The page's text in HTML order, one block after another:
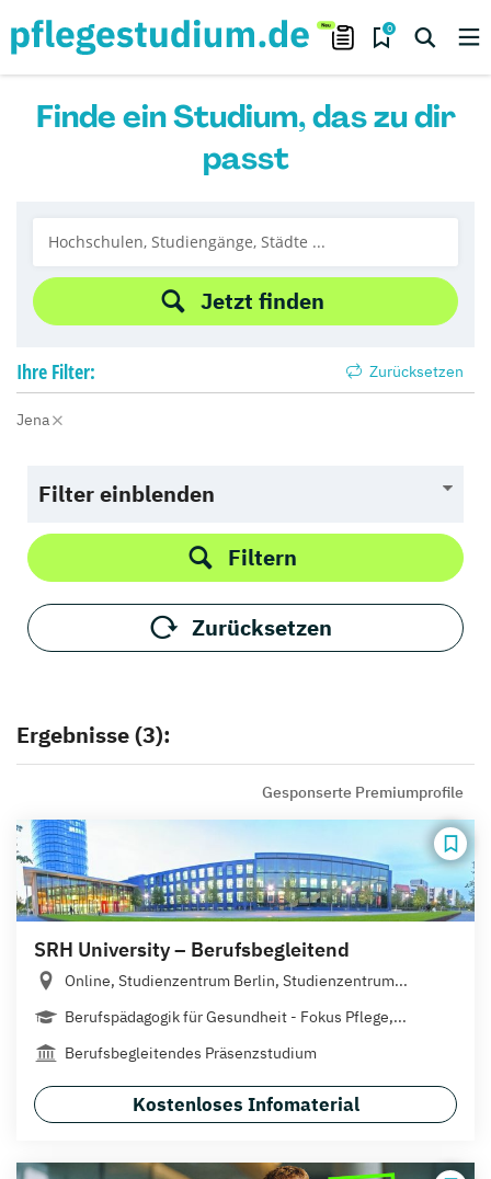
0
Finde ein Studium, das zu dir
passt
Jetzt finden
Ihre Filter: Zurücksetzen
Jena
Filter einblenden
Filtern
Zurücksetzen
Ergebnisse (3):
Gesponserte Premiumprofile
SRH University – Berufsbegleitend
Online, Studienzentrum Berlin, Studienzentrum...
Berufspädagogik für Gesundheit - Fokus Pflege,...
Berufsbegleitendes Präsenzstudium
Kostenloses Infomaterial